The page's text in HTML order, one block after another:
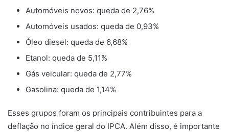
Automóveis novos: queda de 2,76%
Automóveis usados: queda de 0,93%
Óleo diesel: queda de 6,68%
Etanol: queda de 5,11%
Gás veicular: queda de 2,77%
Gasolina: queda de 1,14%
Esses grupos foram os principais contribuintes para a
deflação no índice geral do IPCA. Além disso, é importante